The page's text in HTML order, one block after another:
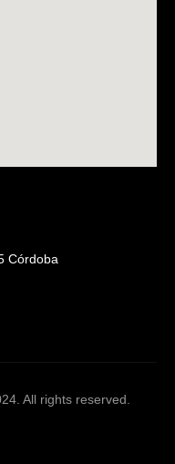
Córdoba
All rights reserved.